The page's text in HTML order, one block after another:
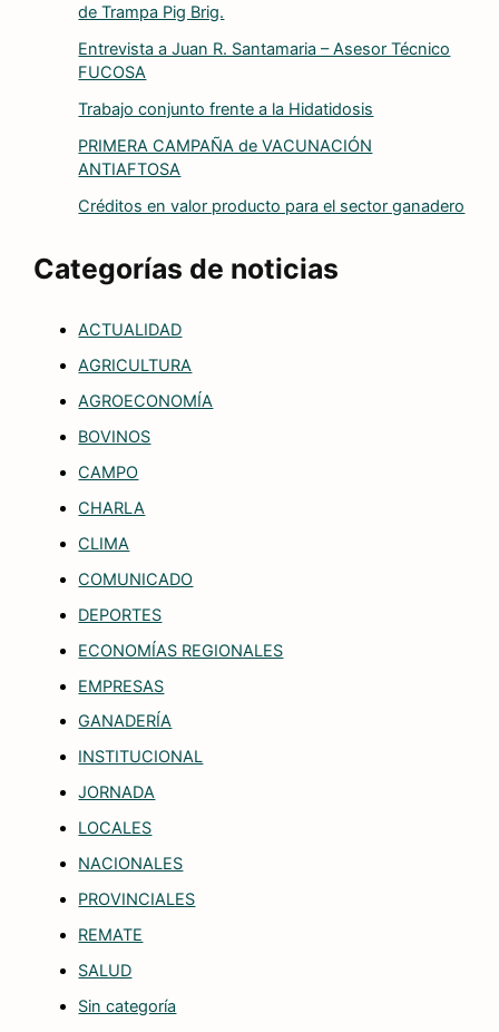
de Trampa Pig Brig.
Entrevista a Juan R. Santamaria – Asesor Técnico
FUCOSA
Trabajo conjunto frente a la Hidatidosis
PRIMERA CAMPAÑA de VACUNACIÓN
ANTIAFTOSA
Créditos en valor producto para el sector ganadero
Categorías de noticias
ACTUALIDAD
AGRICULTURA
AGROECONOMÍA
BOVINOS
CAMPO
CHARLA
CLIMA
COMUNICADO
DEPORTES
ECONOMÍAS REGIONALES
EMPRESAS
GANADERÍA
INSTITUCIONAL
JORNADA
LOCALES
NACIONALES
PROVINCIALES
REMATE
SALUD
Sin categoría